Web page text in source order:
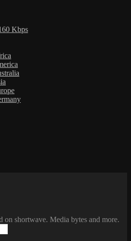
Kbps
shortwave. Media bytes and more.